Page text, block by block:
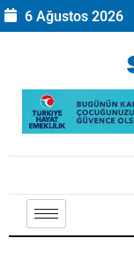
6 Ağustos 2026